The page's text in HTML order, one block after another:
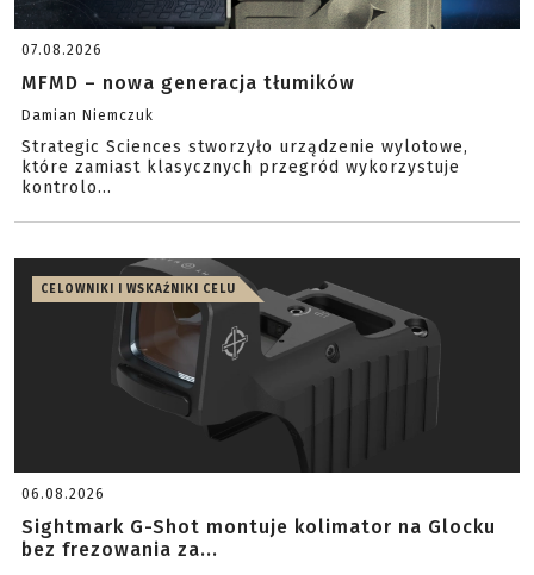
07.08.2026
MFMD – nowa generacja tłumików
Damian Niemczuk
Strategic Sciences stworzyło urządzenie wylotowe,
które zamiast klasycznych przegród wykorzystuje
kontrolo...
CELOWNIKI I WSKAŹNIKI CELU
06.08.2026
Sightmark G-Shot montuje kolimator na Glocku
bez frezowania za...